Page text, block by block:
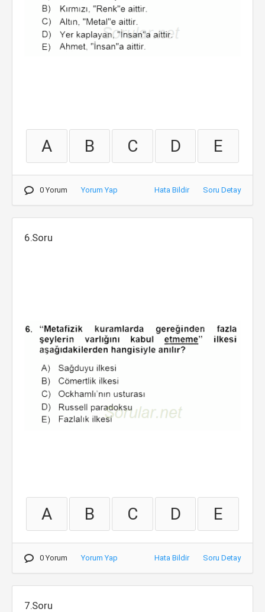
A B C D E
0 Yorum Yorum Yap Hata Bildir Soru Detay
6.Soru
A B C D E
0 Yorum Yorum Yap Hata Bildir Soru Detay
7.Soru